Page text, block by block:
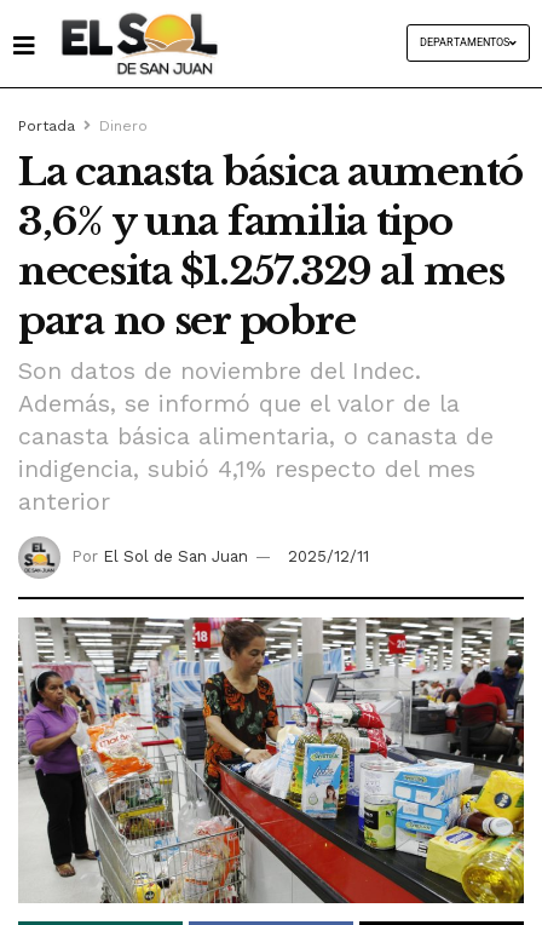
DEPARTAMENTOS
Portada Dinero
La canasta básica aumentó
3,6% y una familia tipo
necesita $1.257.329 al mes
para no ser pobre
Son datos de noviembre del Indec.
Además, se informó que el valor de la
canasta básica alimentaria, o canasta de
indigencia, subió 4,1% respecto del mes
anterior
Por El Sol de San Juan 2025/12/11